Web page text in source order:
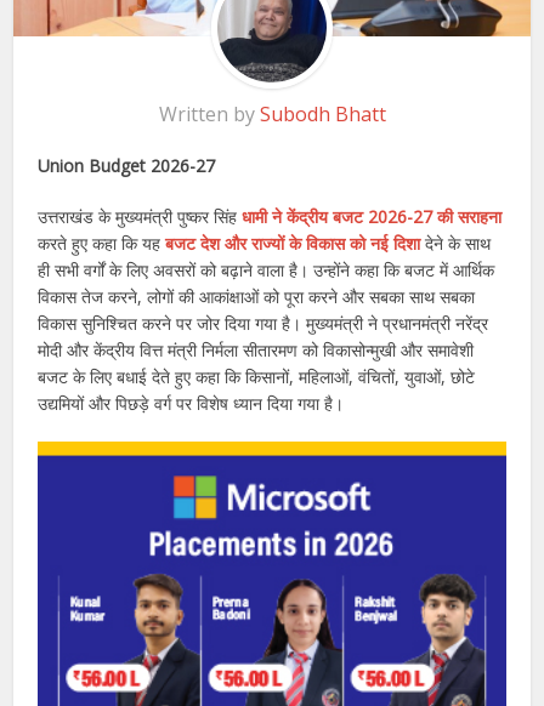
Written bySubodh Bhatt
Union Budget 2026-27
उत्तराखंड के मुख्यमंत्री पुष्कर सिंहधामी ने केंद्रीय बजट 2026-27 की सराहना
करते हुए कहा कि यहबजट देश और राज्यों के विकास को नई दिशादेने के साथ
ही सभी वर्गों के लिए अवसरों को बढ़ाने वाला है। उन्होंने कहा कि बजट में आर्थिक
विकास तेज करने, लोगों की आकांक्षाओं को पूरा करने और सबका साथ सबका
विकास सुनिश्चित करने पर जोर दिया गया है। मुख्यमंत्री ने प्रधानमंत्री नरेंद्र
मोदी और केंद्रीय वित्त मंत्री निर्मला सीतारमण को विकासोन्मुखी और समावेशी
बजट के लिए बधाई देते हुए कहा कि किसानों, महिलाओं, वंचितों, युवाओं, छोटे
उद्यमियों और पिछड़े वर्ग पर विशेष ध्यान दिया गया है।